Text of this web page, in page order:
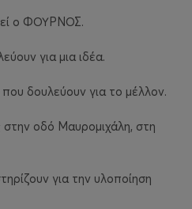
ο ΦΟΥΡΝΟΣ.
για μια ιδέα.
δουλεύουν για το μέλλον.
στην οδό Μαυρομιχάλη, στη
για την υλοποίηση